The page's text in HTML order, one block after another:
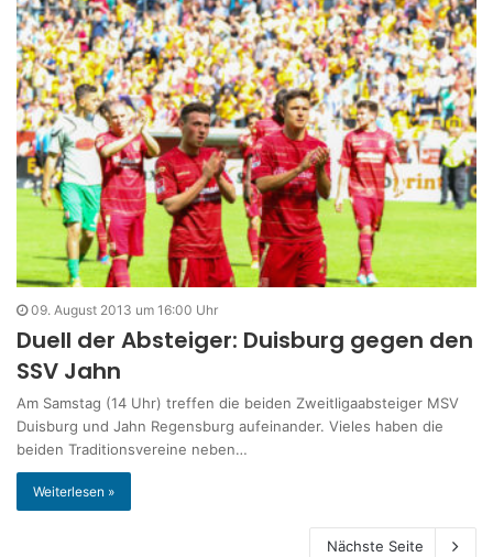
09. August 2013 um 16:00 Uhr
Duell der Absteiger: Duisburg gegen den
SSV Jahn
Am Samstag (14 Uhr) treffen die beiden Zweitligaabsteiger MSV
Duisburg und Jahn Regensburg aufeinander. Vieles haben die
beiden Traditionsvereine neben…
Weiterlesen »
Nächste Seite